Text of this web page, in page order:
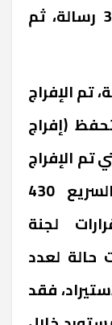
الدولي في المركز الثاني بـــ 383 رسالة، ثم
تم الإفراج
(إفراج
تم الإفراج
عنها ضمن منظومة الإفراج السريع 430
لجنة
حالة لعدد
فقد